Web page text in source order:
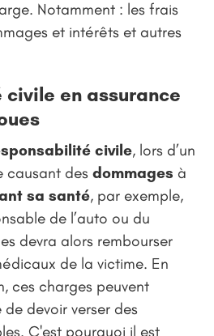
Notamment : les frais
et intérêts et autres
civile en assurance
civile, lors d’un
causant desdommages à
sa santé, par exemple,
de l’auto ou du
devra alors rembourser
de la victime. En
ces charges peuvent
devoir verser des
C'est pourquoi il est